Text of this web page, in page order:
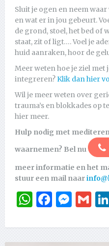
Sluit je ogen en neem
en wat er in jou gebeurt.
de grond, stoel, het bed of
staat, zit of ligt…. Voel je
huid aanraken, hoor de
Meer weten hoe je ziel
integreren?Klik dan hier
Wil je meer weten over
trauma’s en blokkades op
hier meer.
Hulp nodig met
waarnemen? Bel nu
meer informatie en het
stuur een mail naar